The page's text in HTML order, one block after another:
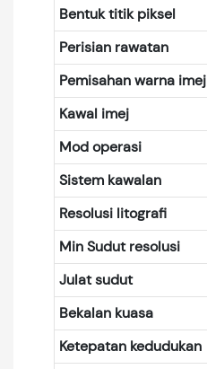
Bentuk titik piksel
Perisian rawatan
Pemisahan warna imej
Kawal imej
Mod operasi
Sistem kawalan
Resolusi litografi
Min Sudut resolusi
Julat sudut
Bekalan kuasa
Ketepatan kedudukan